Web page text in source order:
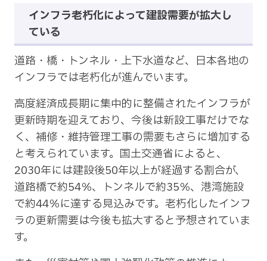
インフラ老朽化によって建設需要が拡大し
ている
道路・橋・トンネル・上下水道など、日本各地の
インフラでは老朽化が進んでいます。
高度経済成長期に集中的に整備されたインフラが
更新時期を迎えており、今後は新設工事だけでな
く、補修・維持管理工事の需要もさらに増加する
と考えられています。国土交通省によると、
2030年には建設後50年以上が経過する割合が、
道路橋で約54％、トンネルで約35％、港湾施設
で約44％に達する見込みです。老朽化したインフ
ラの更新需要は今後も拡大すると予想されていま
す。